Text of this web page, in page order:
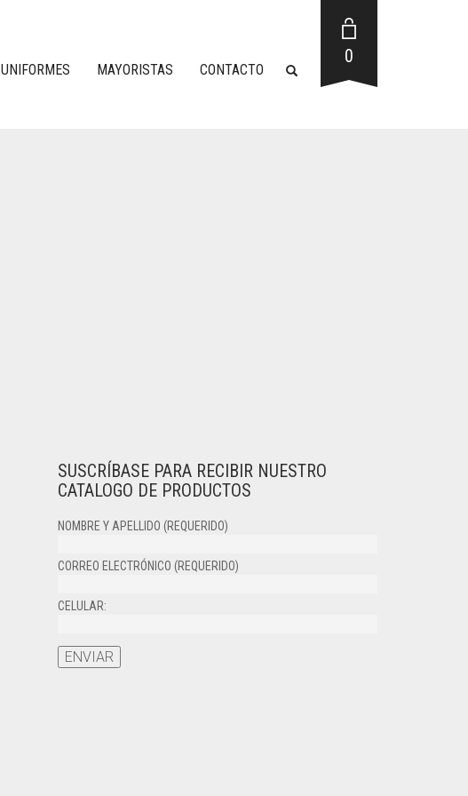
UNIFORMES MAYORISTAS CONTACTO
0
SUSCRÍBASE PARA RECIBIR NUESTRO
CATALOGO DE PRODUCTOS
NOMBRE Y APELLIDO (REQUERIDO)
CORREO ELECTRÓNICO (REQUERIDO)
CELULAR: